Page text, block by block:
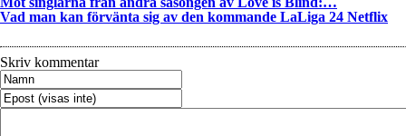
Vad man kan förvänta sig av den kommande LaLiga 24 Netflix
Skriv kommentar